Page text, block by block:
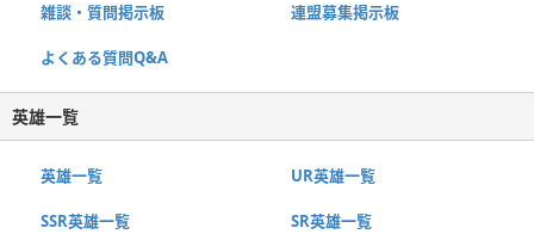
雑談・質問掲示板 連盟募集掲示板
よくある質問Q&A
英雄一覧
英雄一覧 UR英雄一覧
SSR英雄一覧 SR英雄一覧